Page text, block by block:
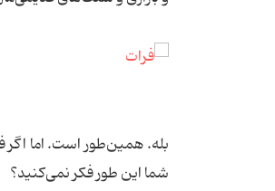
بله. همین‌طور است. اما اگر
شما این طور فكر نمی‌كنید؟